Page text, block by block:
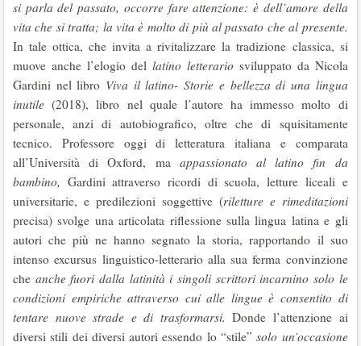
si parla del passato, occorre fare attenzione: è dell’amore della
vita che si tratta; la vita è molto di più al passato che al presente.
In tale ottica, che invita a rivitalizzare la tradizione classica, si
muove anche l’elogio del latino letterario sviluppato da Nicola
Gardini nel libro Viva il latino- Storie e bellezza di una lingua
inutile (2018), libro nel quale l’autore ha immesso molto di
personale, anzi di autobiografico, oltre che di squisitamente
tecnico. Professore oggi di letteratura italiana e comparata
all’Università di Oxford, ma appassionato al latino fin da
bambino, Gardini attraverso ricordi di scuola, letture liceali e
universitarie, e predilezioni soggettive (riletture e rimeditazioni
precisa) svolge una articolata riflessione sulla lingua latina e gli
autori che più ne hanno segnato la storia, rapportando il suo
intenso excursus linguistico-letterario alla sua ferma convinzione
che anche fuori dalla latinità i singoli scrittori incarnino solo le
condizioni empiriche attraverso cui alle lingue è consentito di
tentare nuove strade e di trasformarsi.Donde l’attenzione ai
diversi stili dei diversi autori essendo lo “stile”solo un’occasione